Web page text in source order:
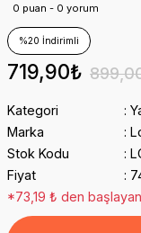
0 puan - 0 yorum
%20 İndirimli
719,90₺
Kategori
Marka
Stok Kodu
Fiyat
*73,19 ₺ den